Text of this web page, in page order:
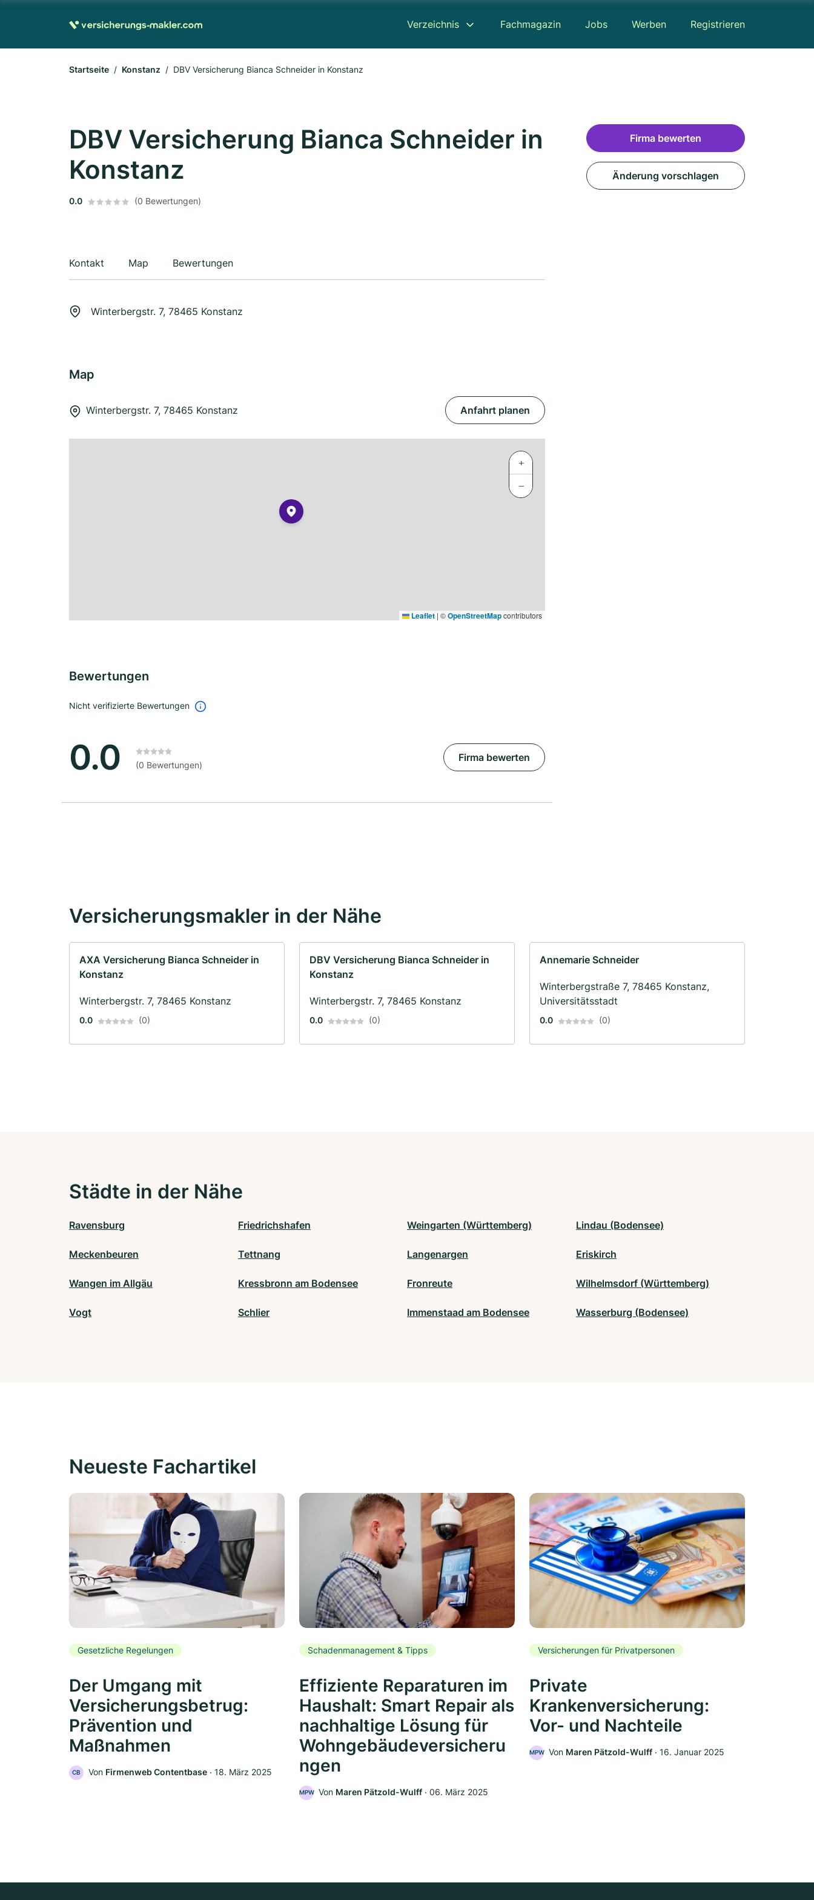
Verzeichnis Fachmagazin Jobs Werben Registrieren
Startseite Konstanz DBV Versicherung Bianca Schneider in Konstanz
DBV Versicherung Bianca Schneider in
Konstanz
0.0 (0 Bewertungen)
Kontakt Map Bewertungen
Winterbergstr. 7, 78465 Konstanz
Map
Winterbergstr. 7, 78465 Konstanz Anfahrt planen
+
−
Leaflet | ©OpenStreetMapcontributors
Bewertungen
Nicht verifizierte Bewertungen
0.0 (0 Bewertungen)
Firma bewerten
Firma bewerten
Änderung vorschlagen
Versicherungsmakler in der Nähe
AXA Versicherung Bianca Schneider in
Konstanz
Winterbergstr. 7, 78465 Konstanz
0.0 (0)
DBV Versicherung Bianca Schneider in
Konstanz
Winterbergstr. 7, 78465 Konstanz
0.0 (0)
Annemarie Schneider
Winterbergstraße 7, 78465 Konstanz,
Universitätsstadt
0.0 (0)
Städte in der Nähe
Ravensburg Friedrichshafen Weingarten (Württemberg) Lindau (Bodensee)
Meckenbeuren Tettnang Langenargen Eriskirch
Wangen im Allgäu Kressbronn am Bodensee Fronreute Wilhelmsdorf (Württemberg)
Vogt Schlier Immenstaad am Bodensee Wasserburg (Bodensee)
Neueste Fachartikel
Gesetzliche Regelungen
Der Umgang mit
Versicherungsbetrug:
Prävention und
Maßnahmen
CB Von Firmenweb Contentbase ‧ 18. März 2025
Schadenmanagement & Tipps
Effiziente Reparaturen im
Haushalt: Smart Repair als
nachhaltige Lösung für
Wohngebäudeversicheru
ngen
MPW Von Maren Pätzold-Wulff ‧ 06. März 2025
Versicherungen für Privatpersonen
Private
Krankenversicherung:
Vor- und Nachteile
MPW Von Maren Pätzold-Wulff ‧ 16. Januar 2025